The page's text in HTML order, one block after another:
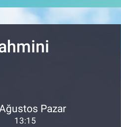
Pazar
13:15